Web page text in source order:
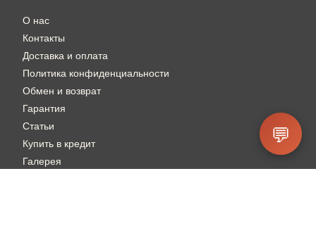
О нас
Контакты
Доставка и оплата
Политика конфиденциальности
Обмен и возврат
Гарантия
Статьи
Купить в кредит
Галерея
💬